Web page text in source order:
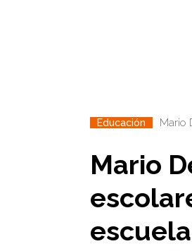
Educación Mario
Mario